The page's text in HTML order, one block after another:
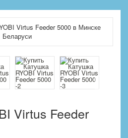
Virtus Feeder